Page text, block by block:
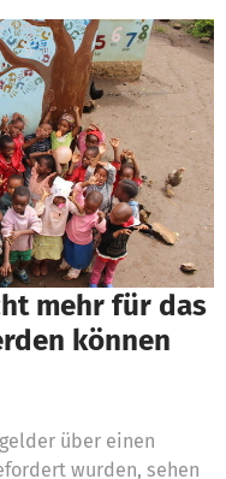
mehr für das
können
über einen
wurden, sehen